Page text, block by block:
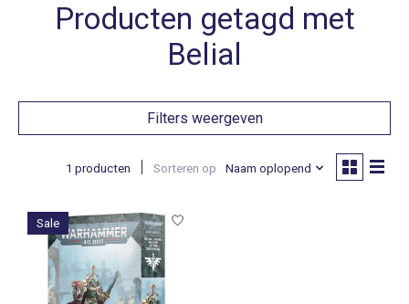
Producten getagd met
Belial
Filters weergeven
1 producten Sorteren op Naam oplopend
Sale